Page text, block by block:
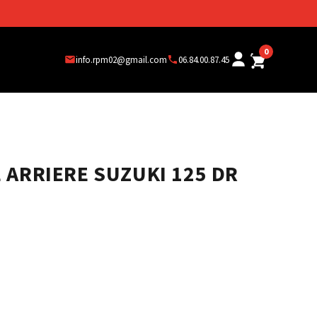
info.rpm02@gmail.com 06.84.00.87.45
0
SUZUKI 125 DR